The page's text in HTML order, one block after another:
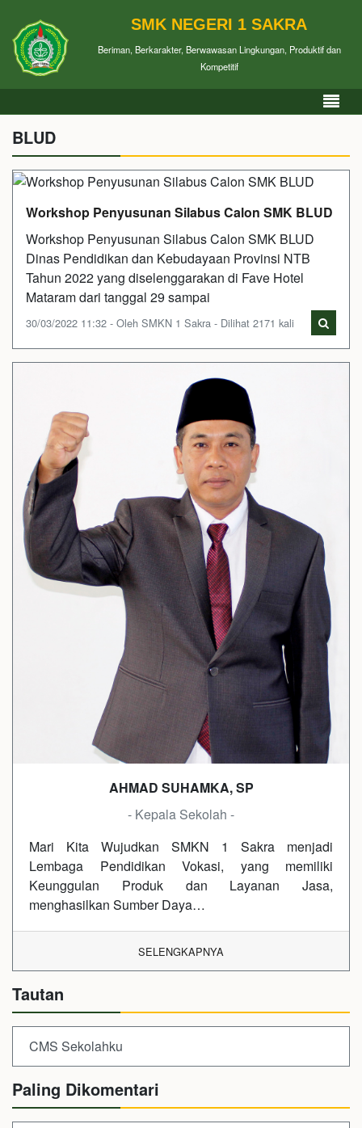
SMK NEGERI 1 SAKRA
Beriman, Berkarakter, Berwawasan Lingkungan, Produktif dan
Kompetitif
BLUD
Workshop Penyusunan Silabus Calon SMK BLUD
Workshop Penyusunan Silabus Calon SMK BLUD
Dinas Pendidikan dan Kebudayaan Provinsi NTB
Tahun 2022 yang diselenggarakan di Fave Hotel
Mataram dari tanggal 29 sampai
30/03/2022 11:32 - Oleh SMKN 1 Sakra - Dilihat 2171 kali
AHMAD SUHAMKA, SP
- Kepala Sekolah -
Mari Kita Wujudkan SMKN 1 Sakra menjadi
Lembaga Pendidikan Vokasi, yang memiliki
Keunggulan Produk dan Layanan Jasa,
menghasilkan Sumber Daya…
SELENGKAPNYA
Tautan
CMS Sekolahku
Paling Dikomentari